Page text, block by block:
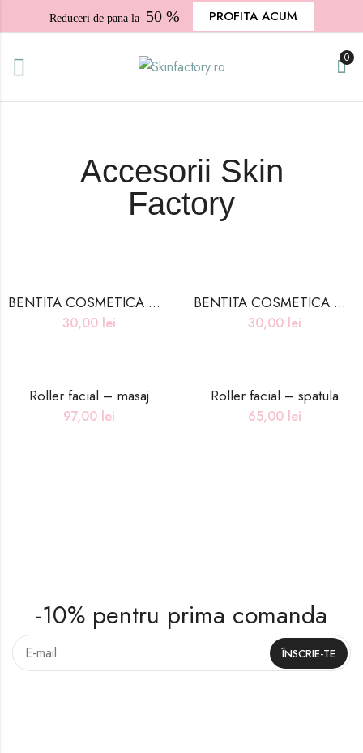
Reduceri de pana la 50 % PROFITA ACUM
0
Accesorii Skin
Factory
BENTITA COSMETICA – ROZ PAL
30,00 lei
BENTITA COSMETICA – ALBASTRU DESCHIS
30,00 lei
Roller facial – masaj
97,00 lei
Roller facial – spatula
65,00 lei
-10% pentru prima comanda